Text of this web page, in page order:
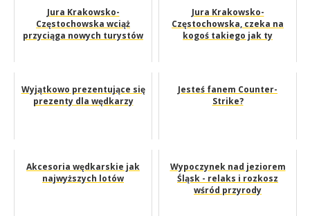
Jura Krakowsko-
Częstochowska wciąż
przyciąga nowych turystów
Jura Krakowsko-
Częstochowska, czeka na
kogoś takiego jak ty
Wyjątkowo prezentujące się
prezenty dla wędkarzy
Jesteś fanem Counter-
Strike?
Akcesoria wędkarskie jak
najwyższych lotów
Wypoczynek nad jeziorem
Śląsk - relaks i rozkosz
wśród przyrody